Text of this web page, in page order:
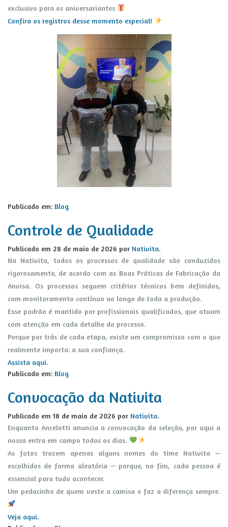
exclusivo para os aniversariantes
Confira os registros desse momento especial!
Publicado em: Blog
Controle de Qualidade
Publicado em 28 de maio de 2026 por Nativita.
Na Nativita, todos os processos de qualidade são conduzidos
rigorosamente, de acordo com as Boas Práticas de Fabricação da
Anvisa. Os processos seguem critérios técnicos bem definidos,
com monitoramento contínuo ao longo de toda a produção.
Esse padrão é mantido por profissionais qualificados, que atuam
com atenção em cada detalhe do processo.
Porque por trás de cada etapa, existe um compromisso com o que
realmente importa: a sua confiança.
Assista aqui.
Publicado em: Blog
Convocação da Nativita
Publicado em 18 de maio de 2026 por Nativita.
Enquanto Ancelotti anuncia a convocação da seleção, por aqui a
nossa entra em campo todos os dias.
As fotos trazem apenas alguns nomes do time Nativita —
escolhidos de forma aleatória — porque, no fim, cada pessoa é
essencial para tudo acontecer.
Um pedacinho de quem veste a camisa e faz a diferença sempre.
Veja aqui.